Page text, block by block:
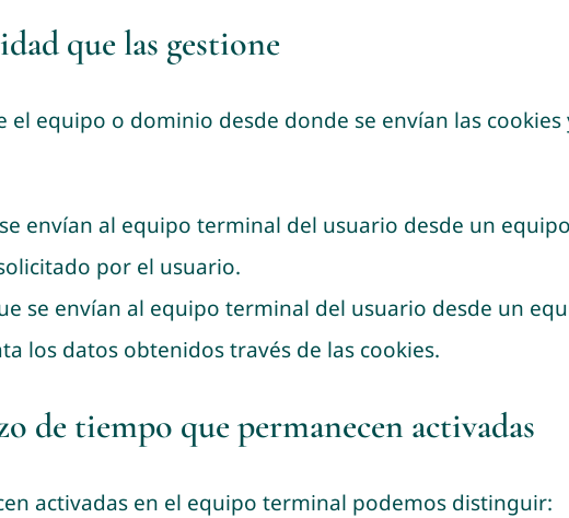
que las gestione
el equipo o dominio desde donde se envían las
envían al equipo terminal del usuario desde un
por el usuario.
se envían al equipo terminal del usuario desde un
los datos obtenidos través de las cookies.
de tiempo que permanecen activadas
activadas en el equipo terminal podemos distinguir: